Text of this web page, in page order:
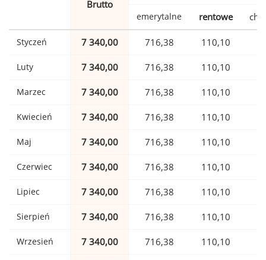
Brutto
emerytalne rentowe
Styczeń 7 340,00 716,38 110,10
Luty 7 340,00 716,38 110,10
Marzec 7 340,00 716,38 110,10
Kwiecień 7 340,00 716,38 110,10
Maj 7 340,00 716,38 110,10
Czerwiec 7 340,00 716,38 110,10
Lipiec 7 340,00 716,38 110,10
Sierpień 7 340,00 716,38 110,10
Wrzesień 7 340,00 716,38 110,10